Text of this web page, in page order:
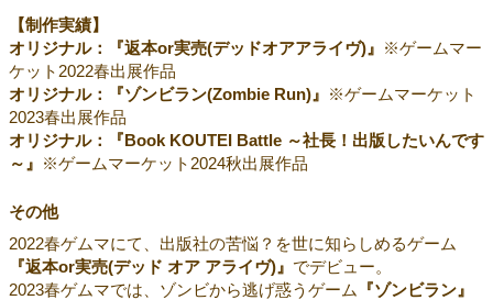
【制作実績】
オリジナル：『返本or実売(デッドオアアライヴ)』 ※ゲームマー
ケット2022春出展作品
オリジナル：『ゾンビラン(Zombie Run)』 ※ゲームマーケット
2023春出展作品
オリジナル：『Book KOUTEI Battle ～社長！出版したいんです
～』 ※ゲームマーケット2024秋出展作品
その他
2022春ゲムマにて、出版社の苦悩？を世に知らしめるゲーム
『返本or実売(デッド オア アライヴ)』 でデビュー。
2023春ゲムマでは、ゾンビから逃げ惑うゲーム 『ゾンビラン』